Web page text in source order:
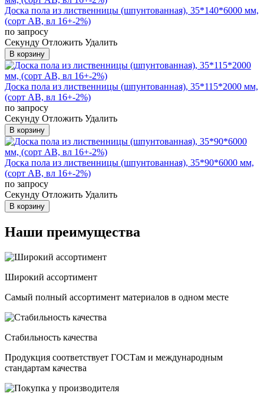
Доска пола из лиственницы (шпунтованная), 35*140*6000 мм,
(сорт AB, вл 16+-2%)
по запросу
Cекунду Отложить Удалить
В корзину
Доска пола из лиственницы (шпунтованная), 35*115*2000 мм,
(сорт AB, вл 16+-2%)
по запросу
Cекунду Отложить Удалить
В корзину
Доска пола из лиственницы (шпунтованная), 35*90*6000 мм,
(сорт AB, вл 16+-2%)
по запросу
Cекунду Отложить Удалить
В корзину
Наши преимущества
Широкий ассортимент
Самый полный ассортимент материалов в одном месте
Стабильность качества
Продукция соответствует ГОСТам и международным
стандартам качества